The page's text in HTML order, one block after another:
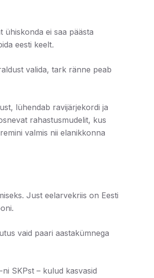
ühiskonda ei saa päästa
eesti keelt.
valida, tark ränne peab
lühendab ravijärjekordi ja
rahastusmudelit, kus
valmis nii elanikkonna
Just eelarvekriis on Eesti
vaid paari aastakümnega
SKPst – kulud kasvasid